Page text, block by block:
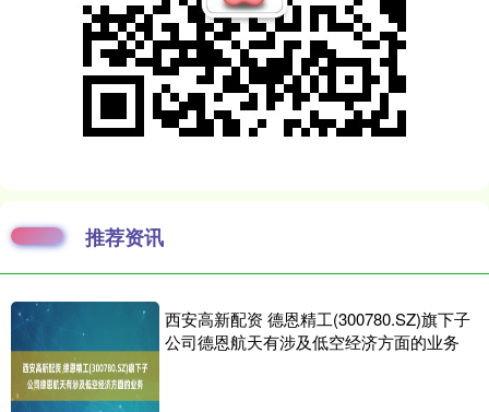
推荐资讯
西安高新配资 德恩精工(300780.SZ)旗下子
公司德恩航天有涉及低空经济方面的业务